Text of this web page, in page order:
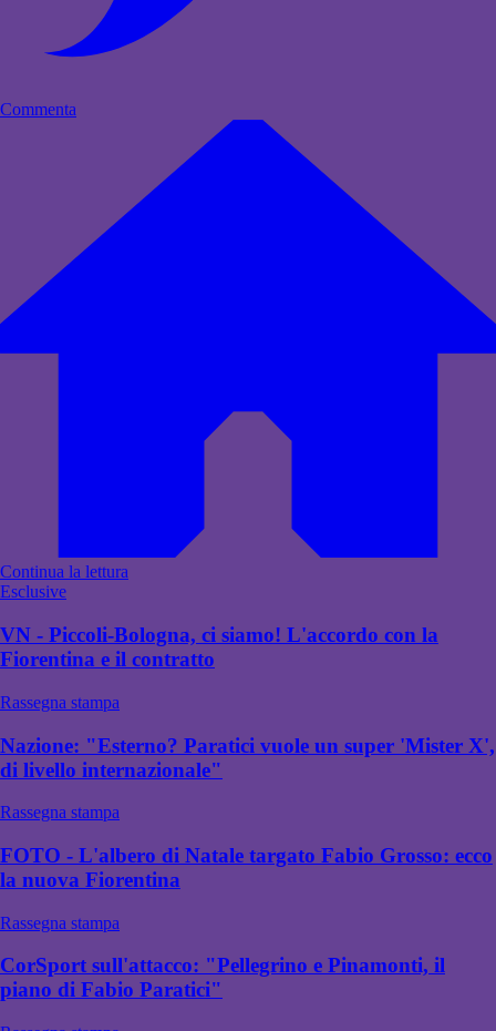
Commenta
Continua la lettura
Esclusive
VN - Piccoli-Bologna, ci siamo! L'accordo con la
Fiorentina e il contratto
Rassegna stampa
Nazione: "Esterno? Paratici vuole un super 'Mister X',
di livello internazionale"
Rassegna stampa
FOTO - L'albero di Natale targato Fabio Grosso: ecco
la nuova Fiorentina
Rassegna stampa
CorSport sull'attacco: "Pellegrino e Pinamonti, il
piano di Fabio Paratici"